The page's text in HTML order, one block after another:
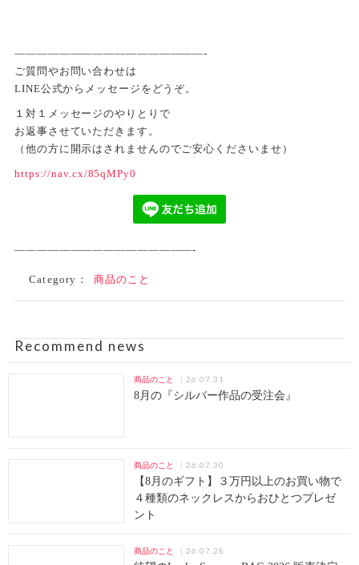
—————————————————-
ご質問やお問い合わせは
LINE公式からメッセージをどうぞ。
１対１メッセージのやりとりで
お返事させていただきます。
（他の方に開示はされませんのでご安心くださいませ）
https://nav.cx/85qMPy0
————————————————-
Category： 商品のこと
Recommend news
商品のこと 26.07.31
8月の『シルバー作品の受注会』
商品のこと 26.07.30
【8月のギフト】３万円以上のお買い物で
４種類のネックレスからおひとつプレゼ
ント
商品のこと 26.07.28